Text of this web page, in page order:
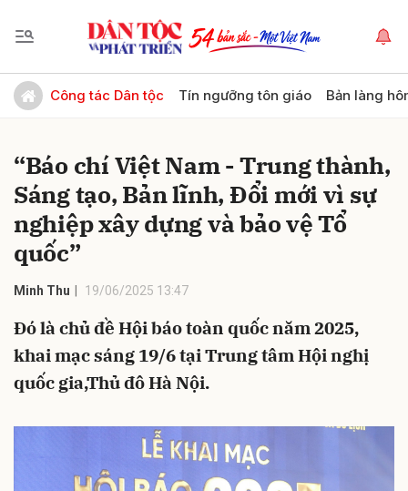
Công tác Dân tộc Tín ngưỡng tôn giáo Bản làng
“Báo chí Việt Nam - Trung thành,
Sáng tạo, Bản lĩnh, Đổi mới vì sự
nghiệp xây dựng và bảo vệ Tổ
quốc”
Minh Thu 19/06/2025 13:47
Đó là chủ đề Hội báo toàn quốc năm 2025,
khai mạc sáng 19/6 tại Trung tâm Hội nghị
quốc gia,Thủ đô Hà Nội.
Gửi bình luận